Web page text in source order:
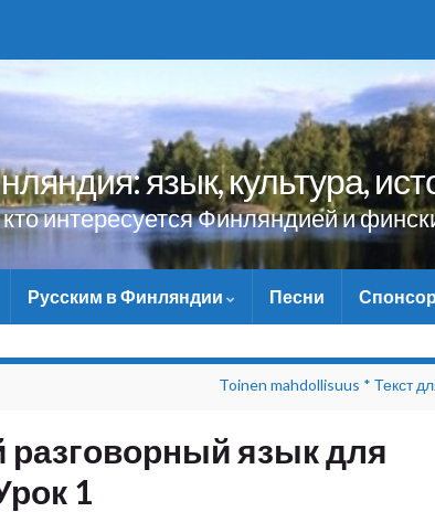
язык, культура,
интересуется Финляндией и
Русским в Финляндии Песни
Toinen mahdollisuus * Текст
язык для
1